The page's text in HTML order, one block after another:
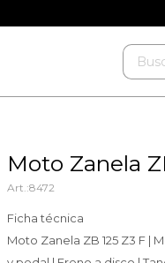
Moto Zanela
8472
Ficha técnica
Moto Zanela ZB 125 Z3 F |